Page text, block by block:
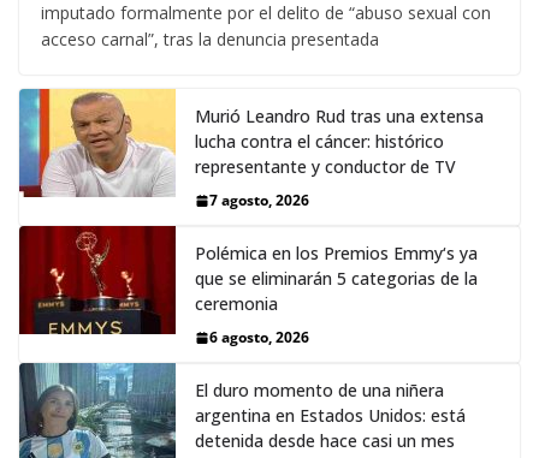
imputado formalmente por el delito de “abuso sexual con
acceso carnal”, tras la denuncia presentada
Murió Leandro Rud tras una extensa
lucha contra el cáncer: histórico
representante y conductor de TV
7 agosto, 2026
Polémica en los Premios Emmy‘s ya
que se eliminarán 5 categorias de la
ceremonia
6 agosto, 2026
El duro momento de una niñera
argentina en Estados Unidos: está
detenida desde hace casi un mes